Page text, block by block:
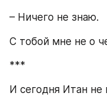
– Ничего не знаю.
С тобой мне не о
***
И сегодня Итан не